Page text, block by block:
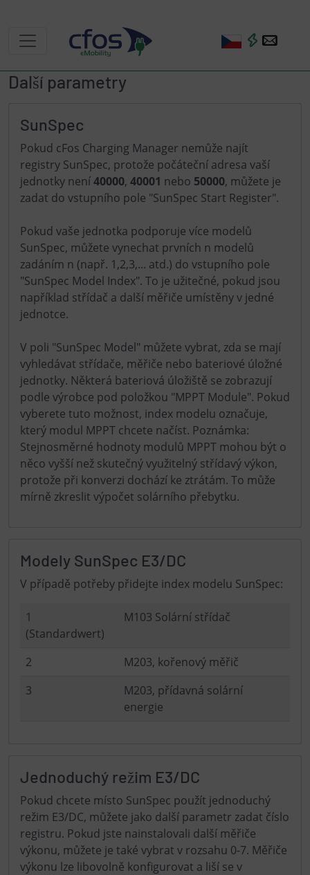
Další parametry
SunSpec
Pokud cFos Charging Manager nemůže najít
registry SunSpec, protože počáteční adresa vaší
jednotky není40000, 40001 nebo 50000, můžete je
zadat do vstupního pole "SunSpec Start Register".
Pokud vaše jednotka podporuje více modelů
SunSpec, můžete vynechat prvních n modelů
zadáním n (např. 1,2,3,... atd.) do vstupního pole
"SunSpec Model Index". To je užitečné, pokud jsou
například střídač a další měřiče umístěny v jedné
jednotce.
V poli "SunSpec Model" můžete vybrat, zda se mají
vyhledávat střídače, měřiče nebo bateriové úložné
jednotky. Některá bateriová úložiště se zobrazují
podle výrobce pod položkou "MPPT Module". Pokud
vyberete tuto možnost, index modelu označuje,
který modul MPPT chcete načíst. Poznámka:
Stejnosměrné hodnoty modulů MPPT mohou být o
něco vyšší než skutečný využitelný střídavý výkon,
protože při konverzi dochází ke ztrátám. To může
mírně zkreslit výpočet solárního přebytku.
Modely SunSpec E3/DC
V případě potřeby přidejte index modelu SunSpec:
1
(Standardwert)
M103 Solární střídač
2
M203, kořenový měřič
3
M203, přídavná solární
energie
Jednoduchý režim E3/DC
Pokud chcete místo SunSpec použít jednoduchý
režim E3/DC, můžete jako další parametr zadat číslo
registru. Pokud jste nainstalovali další měřiče
výkonu, můžete je také vybrat v rozsahu 0-7. Měřiče
výkonu lze libovolně konfigurovat a liší se v